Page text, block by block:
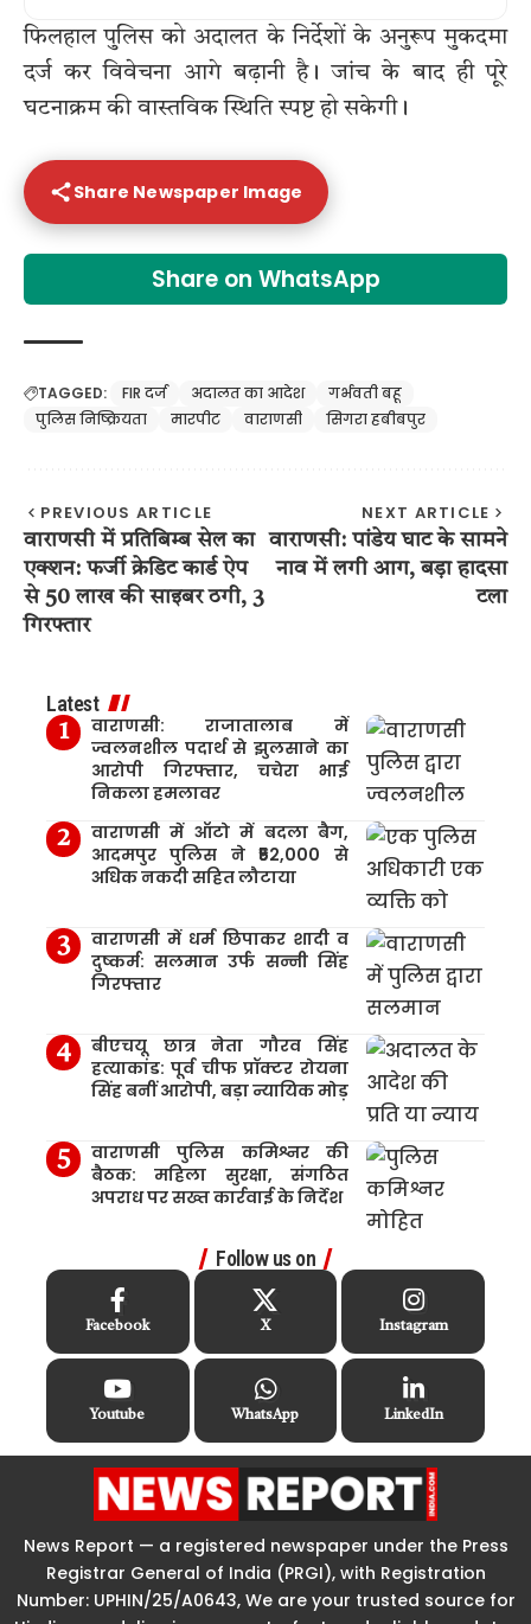
फिलहाल पुलिस को अदालत के निर्देशों के अनुरूप मुकदमा
दर्ज कर विवेचना आगे बढ़ानी है। जांच के बाद ही पूरे
घटनाक्रम की वास्तविक स्थिति स्पष्ट हो सकेगी।
Share Newspaper Image
Share on WhatsApp
TAGGED: FIR दर्ज अदालत का आदेश
गर्भवती बहू
पुलिस निष्क्रियता
मारपीट वाराणसी सिगरा हबीबपुर
PREVIOUS ARTICLE
वाराणसी में प्रतिबिम्ब सेल का
एक्शन: फर्जी क्रेडिट कार्ड ऐप
से 50 लाख की साइबर ठगी, 3
गिरफ्तार
NEXT ARTICLE
वाराणसी: पांडेय घाट के सामने
नाव में लगी आग, बड़ा हादसा
टला
Latest
वाराणसी: राजातालाब में
ज्वलनशील पदार्थ से झुलसाने का
आरोपी गिरफ्तार, चचेरा भाई
निकला हमलावर
वाराणसी में ऑटो में बदला बैग,
आदमपुर पुलिस ने ₹52,000 से
अधिक नकदी सहित लौटाया
वाराणसी में धर्म छिपाकर शादी व
दुष्कर्म: सलमान उर्फ सन्नी सिंह
गिरफ्तार
बीएचयू छात्र नेता गौरव सिंह
हत्याकांड: पूर्व चीफ प्रॉक्टर रोयना
सिंह बनीं आरोपी, बड़ा न्यायिक मोड़
वाराणसी पुलिस कमिश्नर की
बैठक: महिला सुरक्षा, संगठित
अपराध पर सख्त कार्रवाई के निर्देश
Follow us on
Facebook X Instagram
Youtube WhatsApp LinkedIn
News Report — a registered newspaper under the Press
Registrar General of India (PRGI), with Registration
Number: UPHIN/25/A0643, We are your trusted source for